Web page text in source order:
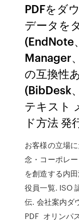
PDFをダ
データを
(EndNote
Manager
の互換性
(BibDesk
テキスト
ド方法 発
お客様の立場
念・コーポレ
を創造する内
役員一覧. ISO
伝. 会社案内ダ
PDF オリンパ